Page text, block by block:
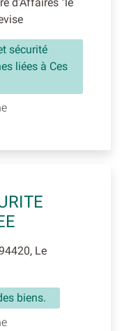
sécurité
liées à Ces
Le
biens.